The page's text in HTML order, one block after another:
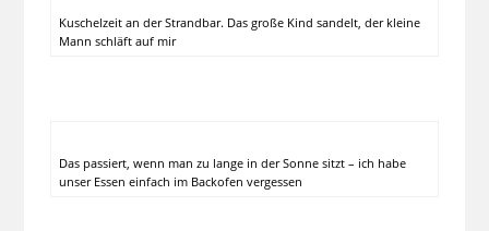
Kuschelzeit an der Strandbar. Das große Kind sandelt, der kleine
Mann schläft auf mir
Das passiert, wenn man zu lange in der Sonne sitzt – ich habe
unser Essen einfach im Backofen vergessen